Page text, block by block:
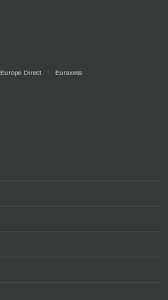
Europe Direct Euraxess